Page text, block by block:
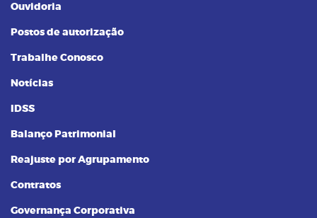
Ouvidoria
Postos de autorização
Trabalhe Conosco
Notícias
IDSS
Balanço Patrimonial
Reajuste por Agrupamento
Contratos
Governança Corporativa